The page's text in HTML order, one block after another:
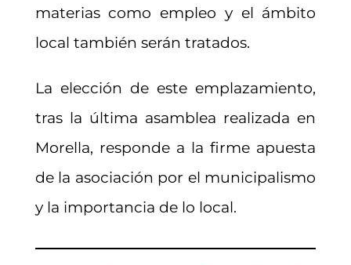
materias como empleo y el ámbito
local también serán tratados.
La elección de este emplazamiento,
tras la última asamblea realizada en
Morella, responde a la firme apuesta
de la asociación por el municipalismo
y la importancia de lo local.